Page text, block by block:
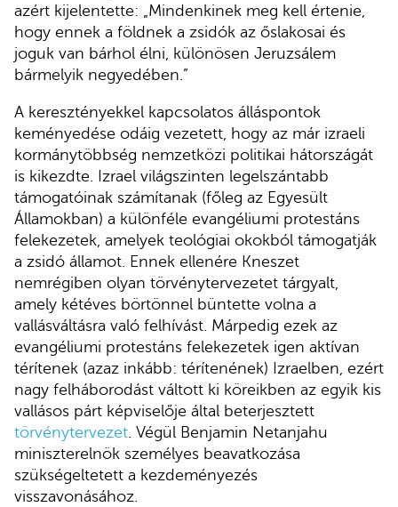
azért kijelentette: „Mindenkinek meg kell értenie,
hogy ennek a földnek a zsidók az őslakosai és
joguk van bárhol élni, különösen Jeruzsálem
bármelyik negyedében.”
A keresztényekkel kapcsolatos álláspontok
keményedése odáig vezetett, hogy az már izraeli
kormánytöbbség nemzetközi politikai hátországát
is kikezdte. Izrael világszinten legelszántabb
támogatóinak számítanak (főleg az Egyesült
Államokban) a különféle evangéliumi protestáns
felekezetek, amelyek teológiai okokból támogatják
a zsidó államot. Ennek ellenére Kneszet
nemrégiben olyan törvénytervezetet tárgyalt,
amely kétéves börtönnel büntette volna a
vallásváltásra való felhívást. Márpedig ezek az
evangéliumi protestáns felekezetek igen aktívan
térítenek (azaz inkább: térítenének) Izraelben, ezért
nagy felháborodást váltott ki köreikben az egyik kis
vallásos párt képviselője által beterjesztett
törvénytervezet. Végül Benjamin Netanjahu
miniszterelnök személyes beavatkozása
szükségeltetett a kezdeményezés
visszavonásához.